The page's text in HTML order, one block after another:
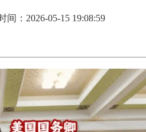
：2026-05-15 19:08:59